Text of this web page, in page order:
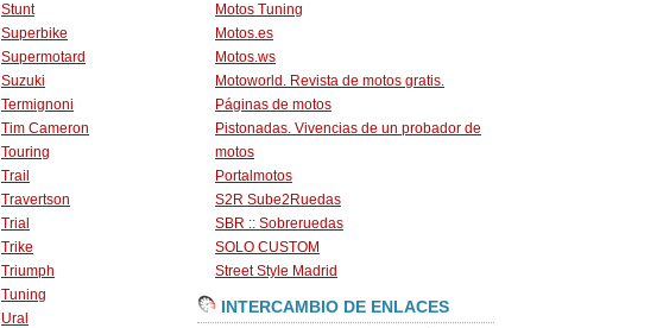
Stunt
Superbike
Supermotard
Suzuki
Termignoni
Tim Cameron
Touring
Trail
Travertson
Trial
Trike
Triumph
Tuning
Ural
Motos Tuning
Motos.es
Motos.ws
Motoworld. Revista de motos gratis.
Páginas de motos
Pistonadas. Vivencias de un probador de
motos
Portalmotos
S2R Sube2Ruedas
SBR :: Sobreruedas
SOLO CUSTOM
Street Style Madrid
INTERCAMBIO DE ENLACES